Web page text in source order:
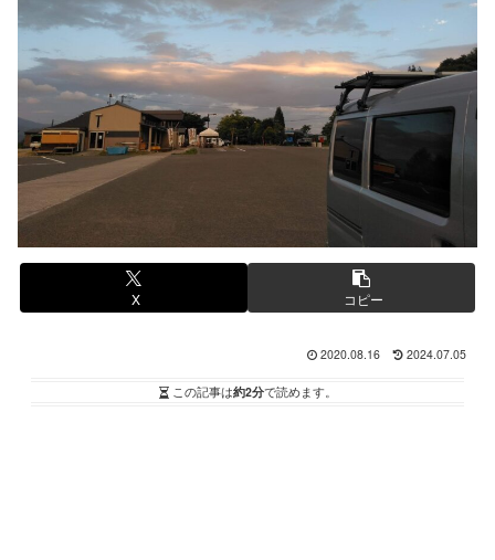
X コピー
2020.08.16 2024.07.05
この記事は約2分で読めます。